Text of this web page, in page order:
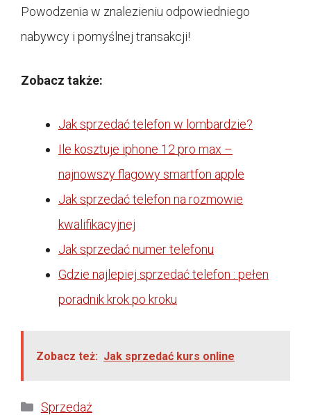
Powodzenia w znalezieniu odpowiedniego
nabywcy i pomyślnej transakcji!
Zobacz także:
Jak sprzedać telefon w lombardzie?
Ile kosztuje iphone 12 pro max –
najnowszy flagowy smartfon apple
Jak sprzedać telefon na rozmowie
kwalifikacyjnej
Jak sprzedać numer telefonu
Gdzie najlepiej sprzedać telefon : pełen
poradnik krok po kroku
Zobacz też: Jak sprzedać kurs online
Kategorie
Sprzedaż